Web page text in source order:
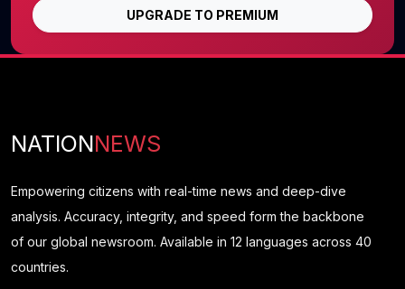
UPGRADE TO PREMIUM
NATIONNEWS
Empowering citizens with real-time news and deep-dive
analysis. Accuracy, integrity, and speed form the backbone
of our global newsroom. Available in 12 languages across 40
countries.